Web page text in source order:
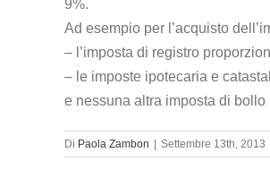
9%.
Ad esempio per l’acquisto
– l’imposta di registro
– le imposte ipotecaria e
e nessuna altra imposta di bollo
Di Paola Zambon Settembre 13th, 2013